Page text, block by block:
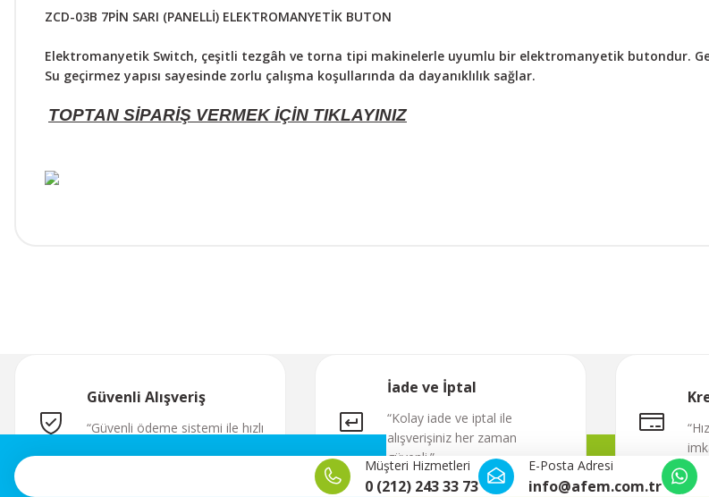
ZCD-03B 7PİN SARI (PANELLİ) ELEKTROMANYETİK BUTON
Elektromanyetik Switch, çeşitli tezgâh ve torna tipi makinelerle uyumlu bir elektromanyetik butondur.
Su geçirmez yapısı sayesinde zorlu çalışma koşullarında da dayanıklılık sağlar.
TOPTAN SİPARİŞ VERMEK İÇİN TIKLAYINIZ
Güvenli Alışveriş
“Güvenli ödeme sistemi ile hızlı
İade ve İptal
“Kolay iade ve iptal ile
alışverişiniz her zaman
güvenli.”
Müşteri Hizmetleri
0 (212) 243 33 73
E-Posta Adresi
info@afem.com.tr